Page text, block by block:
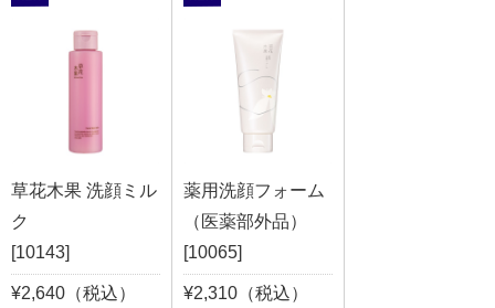
草花木果 洗顔ミル
ク
[10143]
¥2,640（税込）
薬用洗顔フォーム
（医薬部外品）
[10065]
¥2,310（税込）